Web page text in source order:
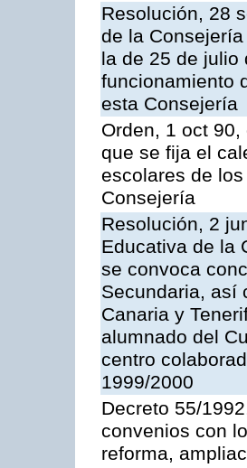
Resolución, 28
de la
la de 25 de julio
funcionamiento
esta Consejería
Orden, 1 oct
que se fija el
escolares de
Consejería
Resolución, 2
Educativa de la
se convoca
Secundaria, así
Canaria y
alumnado del
centro
1999/2000
Decreto 55/
convenios con
reforma,